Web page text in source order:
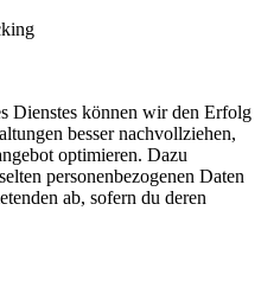
Dienstes können wir den Erfolg
besser nachvollziehen,
optimieren. Dazu
personenbezogenen Daten
ab, sofern du deren